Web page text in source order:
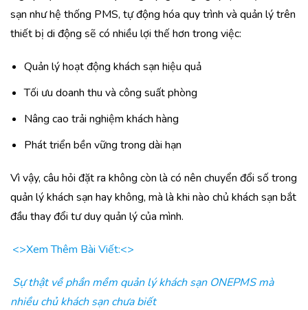
sạn như hệ thống PMS, tự động hóa quy trình và quản lý trên
thiết bị di động sẽ có nhiều lợi thế hơn trong việc:
Quản lý hoạt động khách sạn hiệu quả
Tối ưu doanh thu và công suất phòng
Nâng cao trải nghiệm khách hàng
Phát triển bền vững trong dài hạn
Vì vậy, câu hỏi đặt ra không còn là có nên chuyển đổi số trong
quản lý khách sạn hay không, mà là khi nào chủ khách sạn bắt
đầu thay đổi tư duy quản lý của mình.
<>Xem Thêm Bài Viết:<>
Sự thật về phần mềm quản lý khách sạn ONEPMS mà
nhiều chủ khách sạn chưa biết